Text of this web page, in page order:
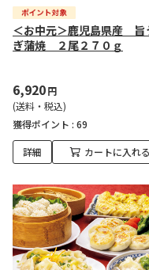
＜お中元＞鹿児島県産 旨
ぎ蒲焼 ２尾２７０ｇ
6,920円
(送料・税込)
獲得ポイント : 69
詳細 カートに入れる